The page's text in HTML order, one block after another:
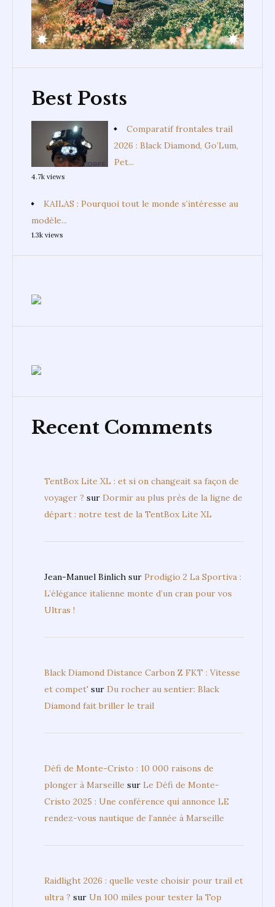
Best Posts
Comparatif frontales trail
2026 : Black Diamond, Go’Lum,
Pet...
4.7k views
KAILAS : Pourquoi tout le monde s’intéresse au
modèle...
1.3k views
Recent Comments
TentBox Lite XL : et si on changeait sa façon de
voyager ? sur Dormir au plus près de la ligne de
départ : notre test de la TentBox Lite XL
Jean-Manuel Binlich sur Prodigio 2 La Sportiva :
L’élégance italienne monte d’un cran pour vos
Ultras !
Black Diamond Distance Carbon Z FKT : Vitesse
et compet' sur Du rocher au sentier: Black
Diamond fait briller le trail
Défi de Monte-Cristo : 10 000 raisons de
plonger à Marseille sur Le Défi de Monte-
Cristo 2025 : Une conférence qui annonce LE
rendez-vous nautique de l’année à Marseille
Raidlight 2026 : quelle veste choisir pour trail et
ultra ? sur Un 100 miles pour tester la Top